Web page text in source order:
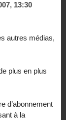
13:30
autres médias,
plus en plus
d’abonnement
à la